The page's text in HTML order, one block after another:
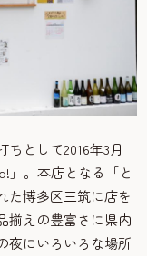
として2016年3月
」。本店となる「と
た博多区三筑に店を
揃えの豊富さに県内
夜にいろいろな場所